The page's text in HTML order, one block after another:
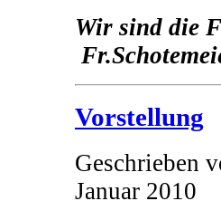
Wir sind die
Vorstellung
Geschrieben
Januar 2010